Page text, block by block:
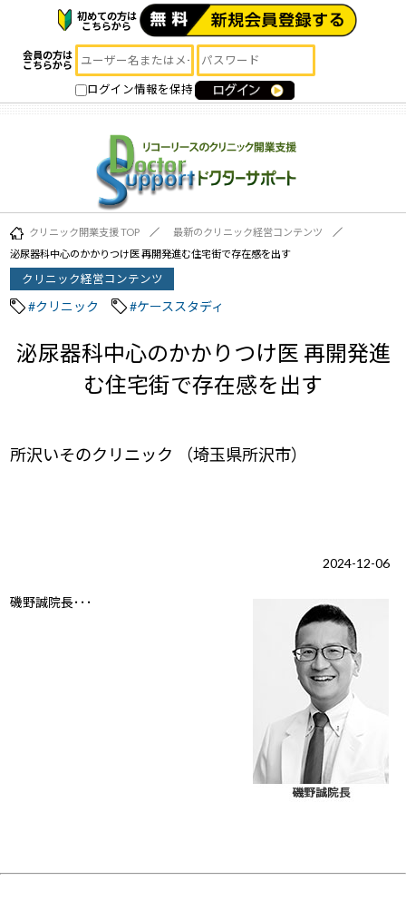
初めての方は
こちらから
会員の方は
こちらから
ログイン情報を保持
クリニック開業支援 TOP
最新のクリニック経営コンテンツ
泌尿器科中心のかかりつけ医 再開発進む住宅街で存在感を出す
クリニック経営コンテンツ
#クリニック #ケーススタディ
泌尿器科中心のかかりつけ医 再開発進
む住宅街で存在感を出す
所沢いそのクリニック （埼玉県所沢市）
2024-12-06
磯野誠院長･･･